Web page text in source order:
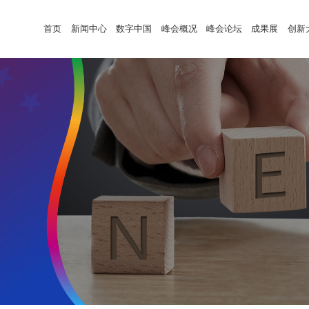
首页 新闻中心 数字中国 峰会概况 峰会论坛 成果展 创新